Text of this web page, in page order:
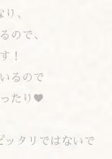
、
ので、
！
るので
たり♥
ッタリではないで